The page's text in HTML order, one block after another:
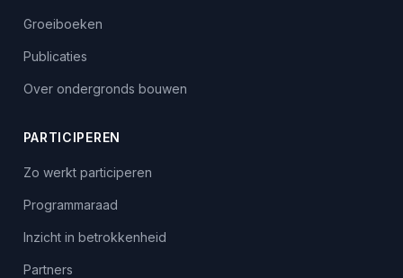
Groeiboeken
Publicaties
Over ondergronds bouwen
PARTICIPEREN
Zo werkt participeren
Programmaraad
Inzicht in betrokkenheid
Partners